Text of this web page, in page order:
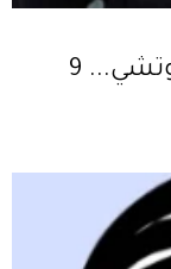
أسرار جمال ورشاقة مونيكا بيلوتشي... 9